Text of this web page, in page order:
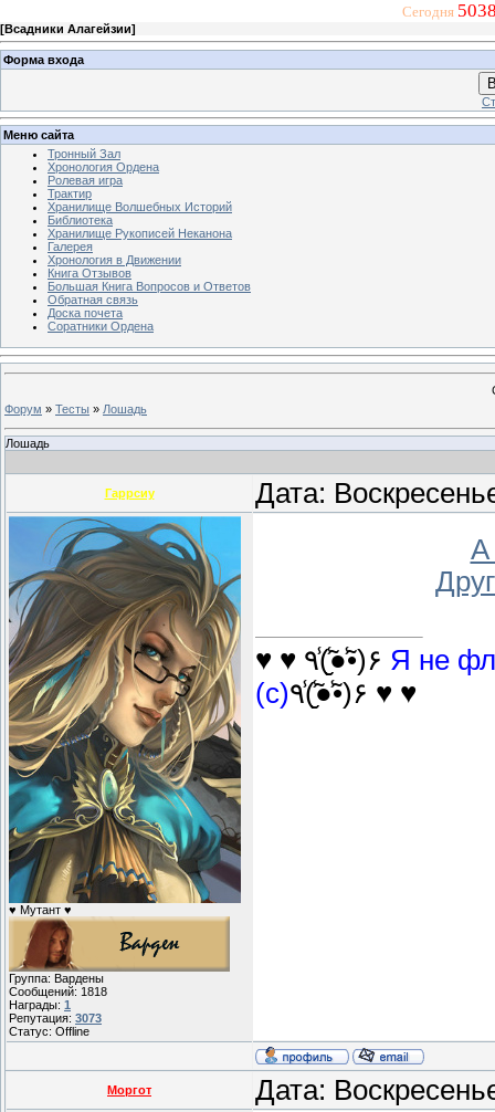
Сегодня
[Всадники Алагейзии]
Форма входа
Меню сайта
Тронный Зал
Хронология Ордена
Ролевая игра
Трактир
Хранилище Волшебных Историй
Библиотека
Хранилище Рукописей Неканона
Галерея
Хронология в Движении
Книга Отзывов
Большая Книга Вопросов и Ответов
Обратная связь
Доска почета
Соратники Ордена
Форум » Тесты » Лошадь
Лошадь
Гаррсиу Дата:
♥ Мутант ♥
Группа: Вардены
Сообщений: 1818
Награды: 1
Репутация: 3073
Статус: Offline
А
♥ ♥ ٩(̾●̮̮̃̾•̃̾)۶ Я не
(с) ٩(̾●̮̮̃̾•̃̾)۶ ♥ ♥
Моргот Дата: